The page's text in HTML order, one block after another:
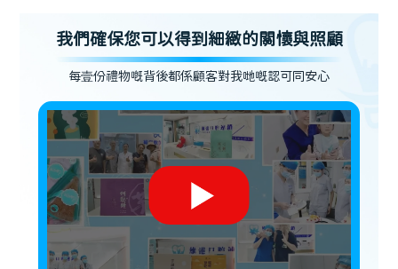
我們確保您可以得到細緻的關懷與照顧
每壹份禮物嘅背後都係顧客對我哋嘅認可同安心